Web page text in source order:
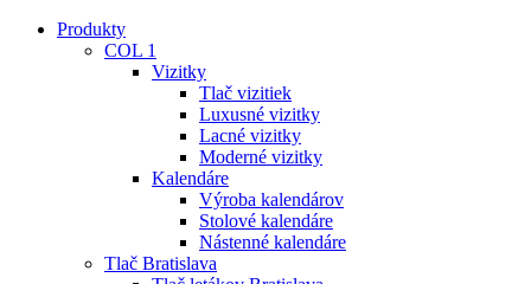
Produkty
COL 1
Vizitky
Tlač vizitiek
Luxusné vizitky
Lacné vizitky
Moderné vizitky
Kalendáre
Výroba kalendárov
Stolové kalendáre
Nástenné kalendáre
Tlač Bratislava